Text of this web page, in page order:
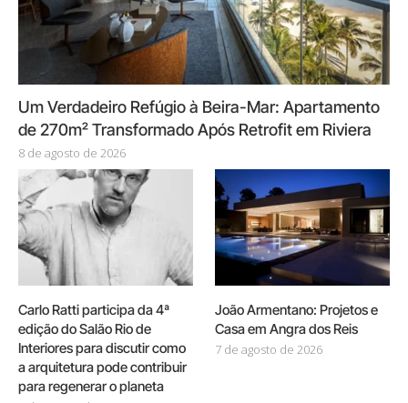
Um Verdadeiro Refúgio à Beira-Mar: Apartamento
de 270m² Transformado Após Retrofit em Riviera
8 de agosto de 2026
Carlo Ratti participa da 4ª
edição do Salão Rio de
Interiores para discutir como
a arquitetura pode contribuir
para regenerar o planeta
João Armentano: Projetos e
Casa em Angra dos Reis
7 de agosto de 2026